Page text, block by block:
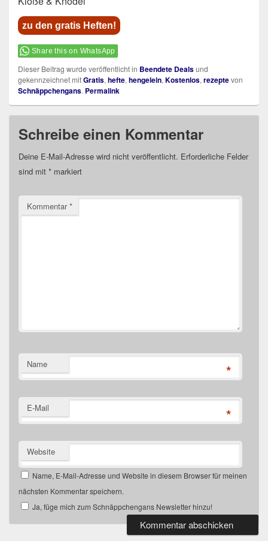
zu den gratis Heften!
Share this on WhatsApp
Dieser Beitrag wurde veröffentlicht in Beendete Dealsund
gekennzeichnet mitGratis, hefte, hengelein, Kostenlos, rezeptevon
Schnäppchengans. Permalink
Schreibe einen Kommentar
Deine E-Mail-Adresse wird nicht veröffentlicht. Erforderliche Felder
sind mit * markiert
Kommentar*
Name *
E-Mail *
Website
Name, E-Mail-Adresse und Website in diesem Browser für meinen
nächsten Kommentar speichern.
Ja, füge mich zum Schnäppchengans Newsletter hinzu!